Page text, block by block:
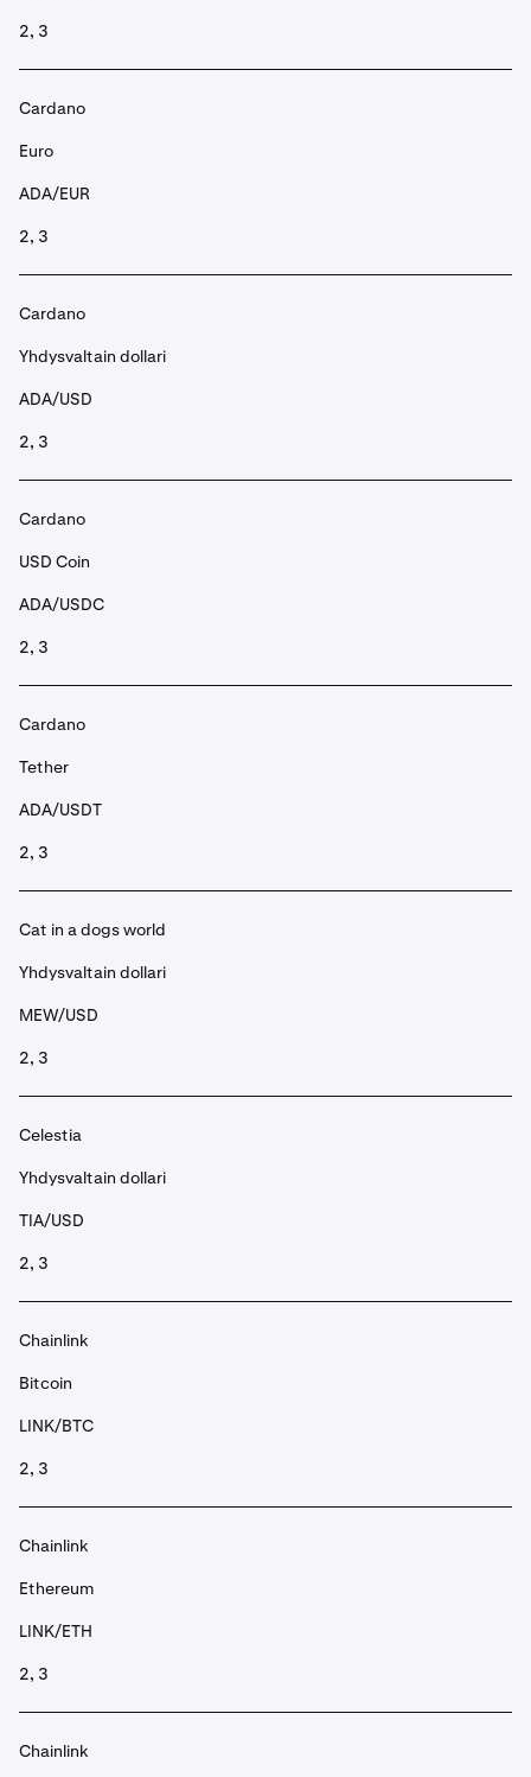
2, 3
Cardano
Euro
ADA/EUR
2, 3
Cardano
Yhdysvaltain dollari
ADA/USD
2, 3
Cardano
USD Coin
ADA/USDC
2, 3
Cardano
Tether
ADA/USDT
2, 3
Cat in a dogs world
Yhdysvaltain dollari
MEW/USD
2, 3
Celestia
Yhdysvaltain dollari
TIA/USD
2, 3
Chainlink
Bitcoin
LINK/BTC
2, 3
Chainlink
Ethereum
LINK/ETH
2, 3
Chainlink